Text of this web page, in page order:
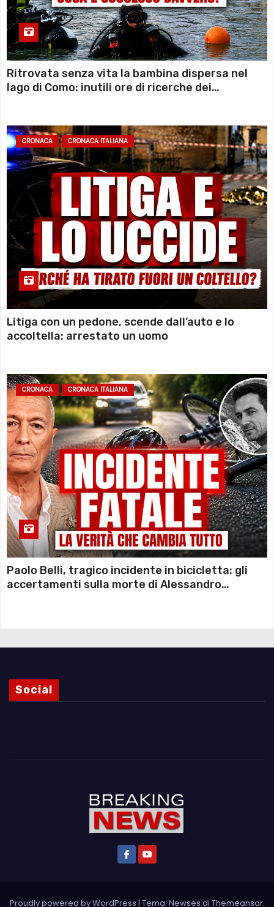
Ritrovata senza vita la bambina dispersa nel
lago di Como: inutili ore di ricerche dei
CRONACA CRONACA ITALIANA
Litiga con un pedone, scende dall’auto e lo
accoltella: arrestato un uomo
CRONACA CRONACA ITALIANA
Paolo Belli, tragico incidente in bicicletta: gli
accertamenti sulla morte di Alessandro
Social
Proudly powered by WordPress | Tema: Newses di Themeansar.